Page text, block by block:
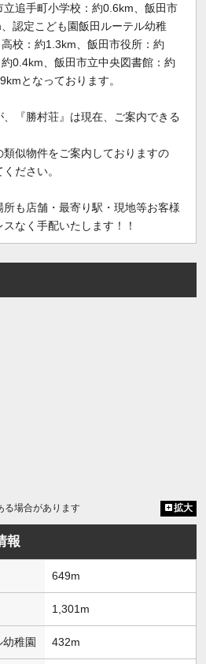
追手町小学校：約0.6km、飯田市
認定こども園飯田ルーテル幼稚
校：約1.3km、飯田市役所：約
0.4km、飯田市立中央図書館：約
となっております。
『勝村荘』は現在、ご案内できる
似物件をご案内しておりますの
ださい。
も店舗・最寄り駅・現地等お客様
なく手配いたします！！
る場合があります 拡大
報
649m
1,301m
稚園 432m